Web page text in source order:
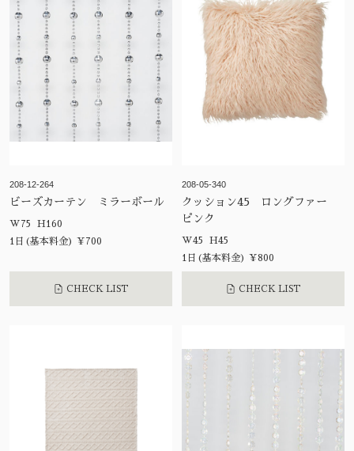
208-12-264
ビーズカーテン ミラーボール
W75 H160
1日(基本料金) ¥700
CHECK LIST
208-05-340
クッション45 ロングファー
ピンク
W45 H45
1日(基本料金) ¥800
CHECK LIST